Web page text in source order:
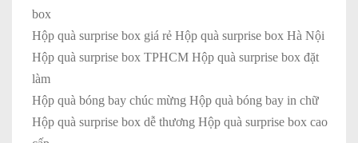
box
Hộp quà surprise box giá rẻ Hộp quà surprise box Hà Nội
Hộp quà surprise box TPHCM Hộp quà surprise box đặt
làm
Hộp quà bóng bay chúc mừng Hộp quà bóng bay in chữ
Hộp quà surprise box dễ thương Hộp quà surprise box cao